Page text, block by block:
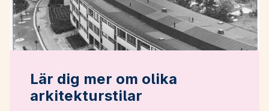
Lär dig mer om olika
arkitekturstilar